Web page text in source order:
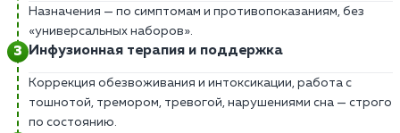
Назначения — по симптомам и противопоказаниям, без
«универсальных наборов».
Инфузионная терапия и поддержка
Коррекция обезвоживания и интоксикации, работа с
тошнотой, тремором, тревогой, нарушениями сна — строго
по состоянию.